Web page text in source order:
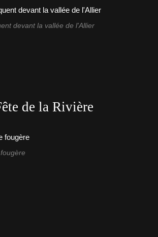
devant la vallée de l'Allier
de la Rivière